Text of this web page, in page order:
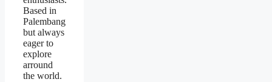
Based in
Palembang
but always
eager to
explore
arround
the world.